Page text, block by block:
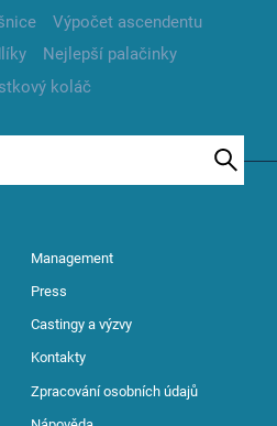
Výpočet ascendentu
Nejlepší palačinky
koláč
Management
Press
Castingy a výzvy
Kontakty
Zpracování osobních údajů